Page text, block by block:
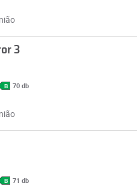
3
B 70 db
B 71 db